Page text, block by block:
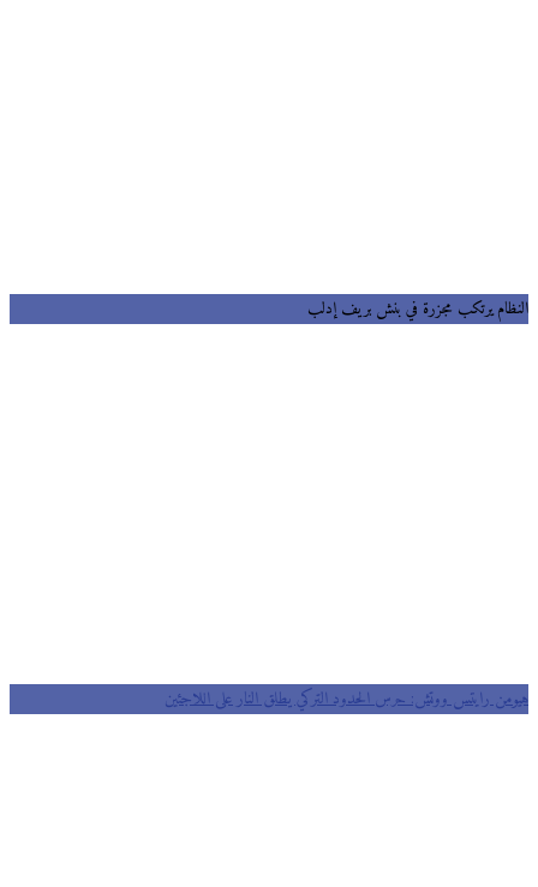
يرتكب مجزرة في بنش بريف إدلب
رايتس ووتش: حرس الحدود التركي يطلق النار على اللاجئين